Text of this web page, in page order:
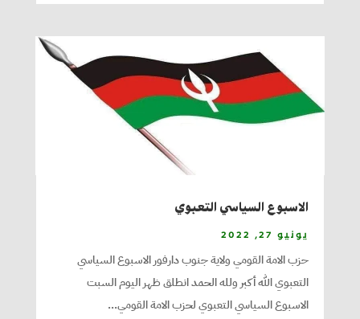
الاسبوع السياسي التعبوي
يونيو 27, 2022
حزب الامة القومي ولاية جنوب دارفور الاسبوع السياسي
التعبوي الله أكبر ولله الحمد انطلق ظهر اليوم السبت
الاسبوع السياسي التعبوي لحزب الامة القومي...